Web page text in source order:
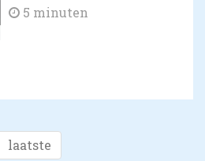
5 minuten
laatste